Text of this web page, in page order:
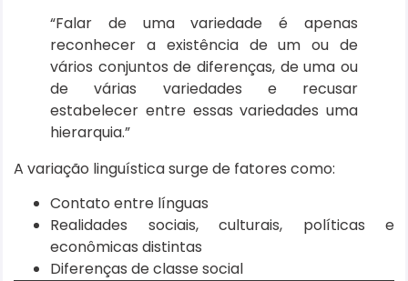
“Falar de uma variedade é apenas
reconhecer a existência de um ou de
vários conjuntos de diferenças, de uma ou
de várias variedades e recusar
estabelecer entre essas variedades uma
hierarquia.”
A variação linguística surge de fatores como:
Contato entre línguas
Realidades sociais, culturais, políticas e
econômicas distintas
Diferenças de classe social